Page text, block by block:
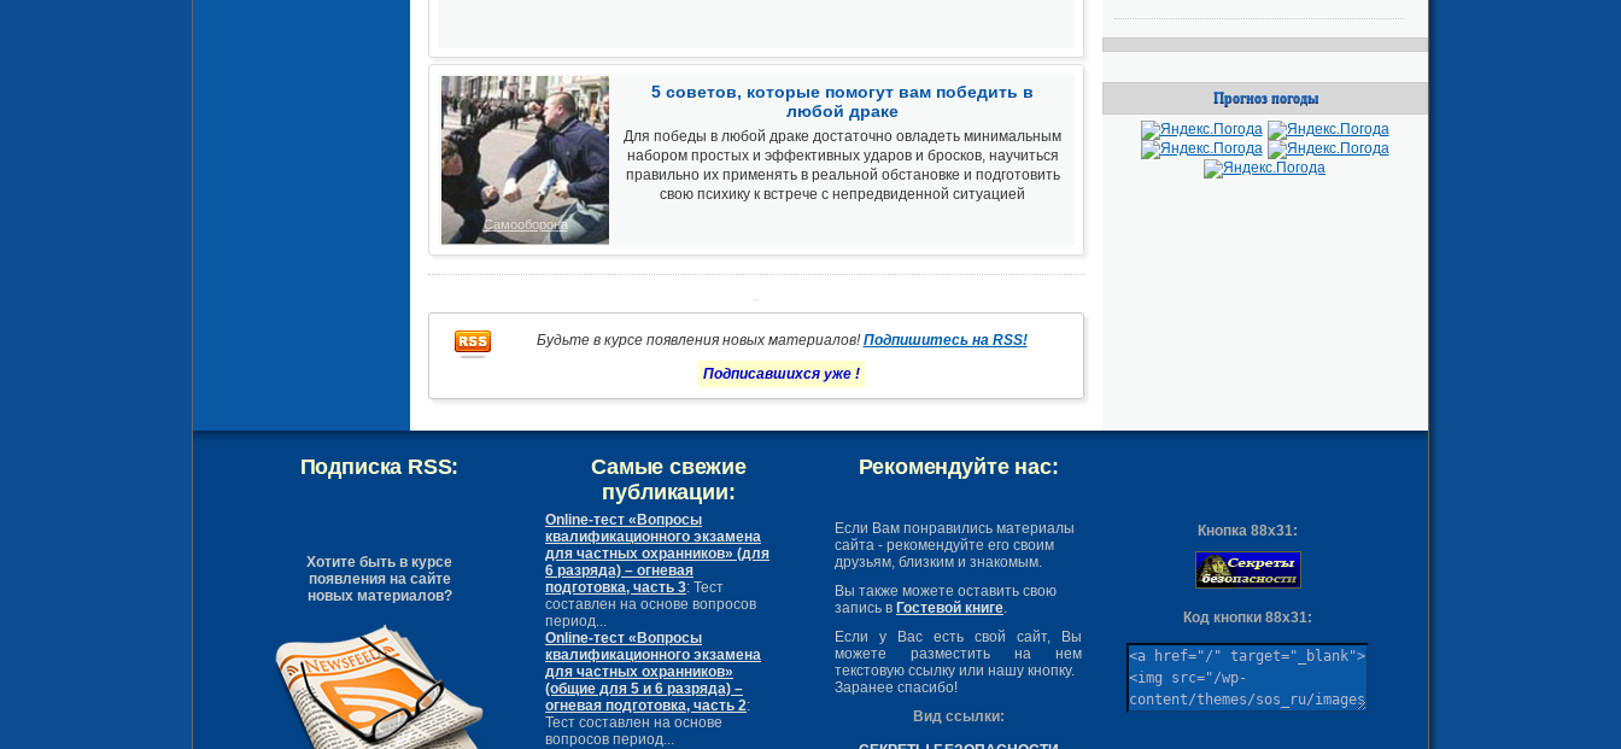
Самооборона
5 советов, которые помогут вам победить в
любой драке
Для победы в любой драке достаточно овладеть минимальным
набором простых и эффективных ударов и бросков, научиться
правильно их применять в реальной обстановке и подготовить
свою психику к встрече с непредвиденной ситуацией
Будьте в курсе появления новых материалов!Подпишитесь на RSS!
Подписавшихся уже !
Прогноз погоды
Подписка RSS:
Хотите быть в курсе
появления на сайте
новых материалов?
Самые свежие
публикации:
Online-тест «Вопросы
квалификационного экзамена
для частных охранников» (для
6 разряда) – огневая
подготовка, часть 3: Тест
составлен на основе вопросов
период...
Online-тест «Вопросы
квалификационного экзамена
для частных охранников»
(общие для 5 и 6 разряда) –
огневая подготовка, часть 2:
Тест составлен на основе
вопросов период...
Рекомендуйте нас:
Если Вам понравились материалы
сайта - рекомендуйте его своим
друзьям, близким и знакомым.
Вы также можете оставить свою
запись в Гостевой книге.
Если у Вас есть свой сайт, Вы
можете разместить на нем
текстовую ссылку или нашу кнопку.
Заранее спасибо!
Вид ссылки:
Кнопка 88х31:
Код кнопки 88х31: